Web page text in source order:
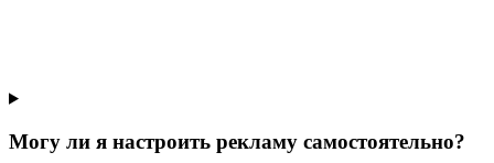
Могу ли я настроить рекламу самостоятельно?